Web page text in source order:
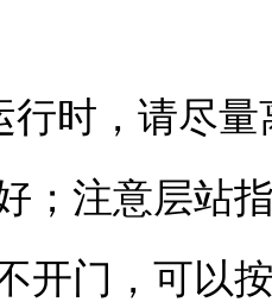
行时，请尽
；注意层站
开门，可以